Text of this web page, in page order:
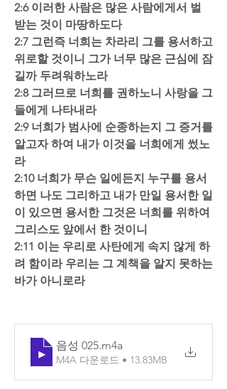
2:6 이러한 사람은 많은 사람에게서 벌
받는 것이 마땅하도다
2:7 그런즉 너희는 차라리 그를 용서하고
위로할 것이니 그가 너무 많은 근심에 잠
길까 두려워하노라
2:8 그러므로 너희를 권하노니 사랑을 그
들에게 나타내라
2:9 너희가 범사에 순종하는지 그 증거를
알고자 하여 내가 이것을 너희에게 썼노
라
2:10 너희가 무슨 일에든지 누구를 용서
하면 나도 그리하고 내가 만일 용서한 일
이 있으면 용서한 그것은 너희를 위하여
그리스도 앞에서 한 것이니
2:11 이는 우리로 사탄에게 속지 않게 하
려 함이라 우리는 그 계책을 알지 못하는
바가 아니로라
음성 025.m4a
M4A 다운로드 • 13.83MB